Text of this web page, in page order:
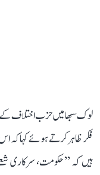
لوک سبھا میں حزب اختلاف کے
فکر ظاہر کرتے ہوئے کہا کہ
ہیں کہ ’’حکومت، سرکاری